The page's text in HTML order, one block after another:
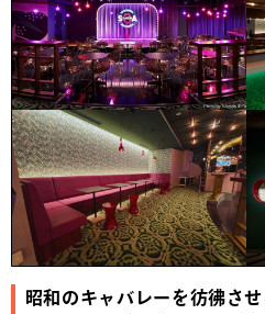
昭和のキャバレーを彷彿さ